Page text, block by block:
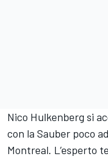
Nico Hulkenberg si
con la Sauber poco
Montreal. L’esperto